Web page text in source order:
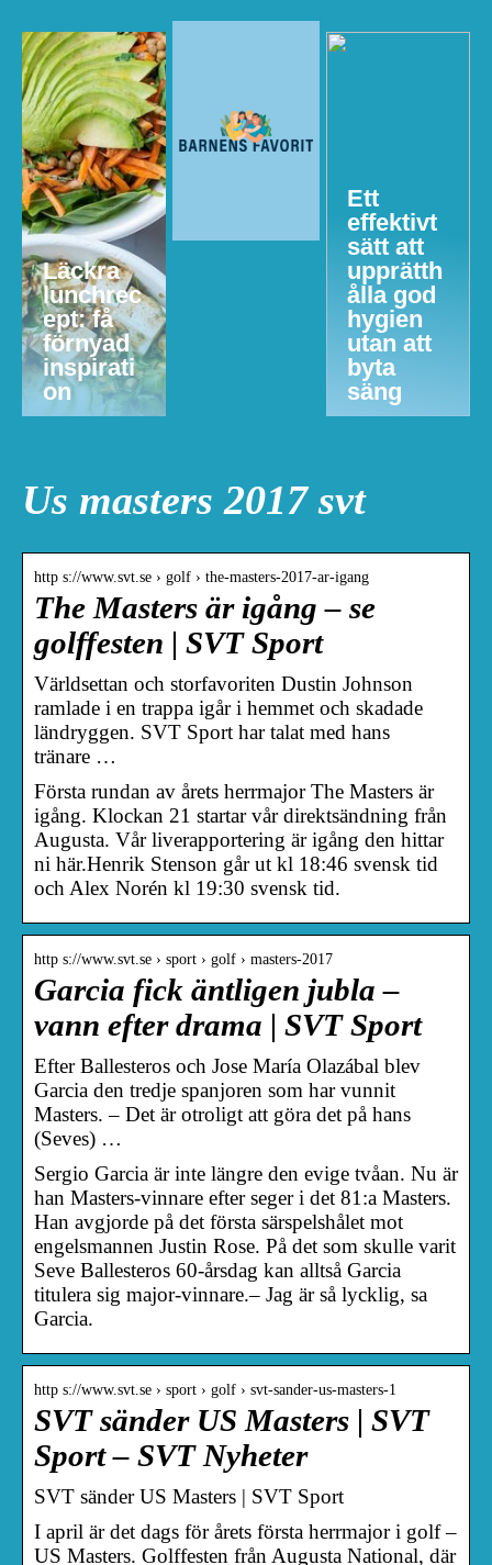
Läckra
lunchrec
ept: få
förnyad
inspirati
on
Ett
effektivt
sätt att
upprätth
ålla god
hygien
utan att
byta
säng
Us masters 2017 svt
http s://www.svt.se › golf › the-masters-2017-ar-igang
The Masters är igång – se
golffesten | SVT Sport
Världsettan och storfavoriten Dustin Johnson
ramlade i en trappa igår i hemmet och skadade
ländryggen. SVT Sport har talat med hans
tränare …
Första rundan av årets herrmajor The Masters är
igång. Klockan 21 startar vår direktsändning från
Augusta. Vår liverapportering är igång den hittar
ni här.Henrik Stenson går ut kl 18:46 svensk tid
och Alex Norén kl 19:30 svensk tid.
http s://www.svt.se › sport › golf › masters-2017
Garcia fick äntligen jubla –
vann efter drama | SVT Sport
Efter Ballesteros och Jose María Olazábal blev
Garcia den tredje spanjoren som har vunnit
Masters. – Det är otroligt att göra det på hans
(Seves) …
Sergio Garcia är inte längre den evige tvåan. Nu är
han Masters-vinnare efter seger i det 81:a Masters.
Han avgjorde på det första särspelshålet mot
engelsmannen Justin Rose. På det som skulle varit
Seve Ballesteros 60-årsdag kan alltså Garcia
titulera sig major-vinnare.– Jag är så lycklig, sa
Garcia.
http s://www.svt.se › sport › golf › svt-sander-us-masters-1
SVT sänder US Masters | SVT
Sport – SVT Nyheter
SVT sänder US Masters | SVT Sport
I april är det dags för årets första herrmajor i golf –
US Masters. Golffesten från Augusta National, där